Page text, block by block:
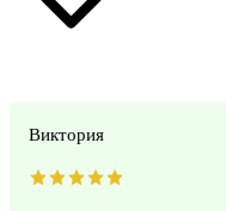
Виктория